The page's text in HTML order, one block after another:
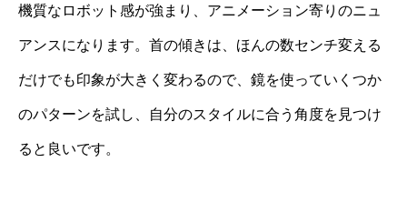
機質なロボット感が強まり、アニメーション寄りのニュ
アンスになります。首の傾きは、ほんの数センチ変える
だけでも印象が大きく変わるので、鏡を使っていくつか
のパターンを試し、自分のスタイルに合う角度を見つけ
ると良いです。